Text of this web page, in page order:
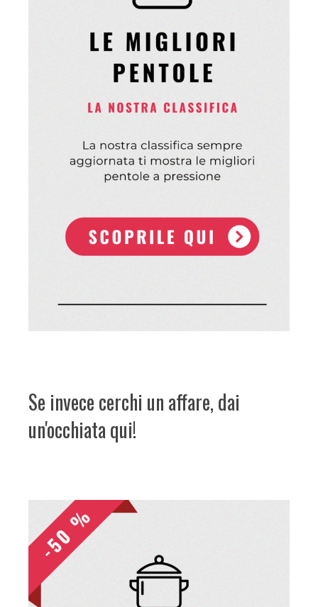
Se invece cerchi un affare, dai
un'occhiata qui!